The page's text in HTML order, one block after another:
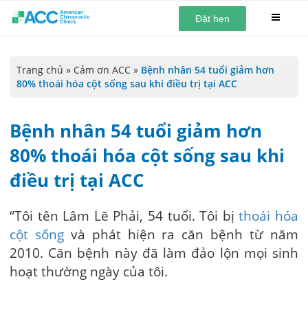
Đặt hẹn
Trang chủ » Cảm ơn ACC » Bệnh nhân 54 tuổi giảm hơn
80% thoái hóa cột sống sau khi điều trị tại ACC
Bệnh nhân 54 tuổi giảm hơn
80% thoái hóa cột sống sau khi
điều trị tại ACC
“Tôi tên Lâm Lẽ Phải, 54 tuổi. Tôi bịthoái hóa
cột sốngvà phát hiện ra căn bệnh từ năm
2010. Căn bệnh này đã làm đảo lộn mọi sinh
hoạt thường ngày của tôi.